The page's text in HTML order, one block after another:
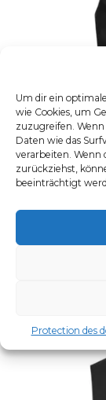
Um dir ein
wie Cookies, um
zuzugreifen.
Daten wie das
verarbeiten. Wenn
zurückziehst,
beeinträchtigt
Protection des